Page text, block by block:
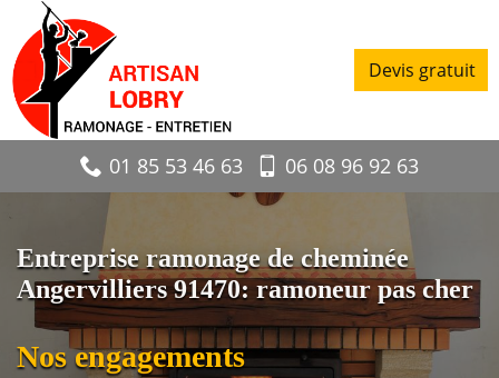
Devis gratuit
01 85 53 46 63 06 08 96 92 63
Entreprise ramonage de cheminée
Angervilliers 91470: ramoneur pas cher
Nos engagements